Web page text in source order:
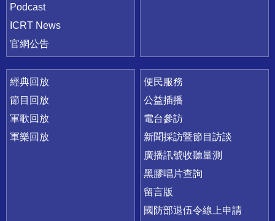
Podcast
ICRT News
官網公告
經典回放
節目回放
軍歌回放
軍樂回放
便民服務
公益插播
電台參訪
新聞採訪暨節目訪談
廣播訊號收聽量測
黑膠唱片查詢
留言版
國防部退伍令線上申請